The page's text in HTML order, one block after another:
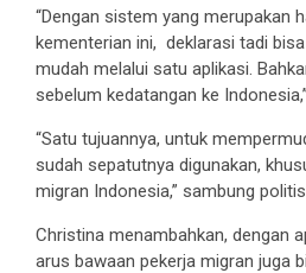
“Dengan sistem yang merupakan
kementerian ini, deklarasi tadi
mudah melalui satu aplikasi.
sebelum kedatangan ke
“Satu tujuannya, untuk
sudah sepatutnya digunakan,
migran Indonesia,” sambung
Christina menambahkan, dengan
arus bawaan pekerja migran juga